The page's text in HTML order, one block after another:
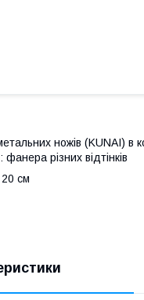
ножів (KUNAI) в
різних відтінків
см